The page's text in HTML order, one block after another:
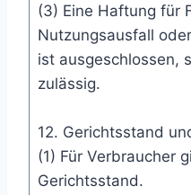
(3) Eine Haftung für
Nutzungsausfall
ist ausgeschlossen,
zulässig.
12. Gerichtsstand
(1) Für Verbraucher
Gerichtsstand.